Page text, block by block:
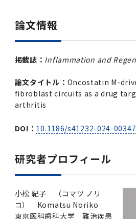
論文情報
掲載誌： Inflammation and
論文タイトル： Oncostatin M-
fibroblast circuits as a drug
arthritis
DOI： 10.1186/s41232-024-
研究者プロフィール
小松 紀子 （コマツ ノリ
コ） Komatsu Noriko
東京医科歯科大学 難治疾患